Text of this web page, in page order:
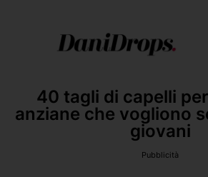
40 tagli di capelli
anziane che vogliono
giovani
Pubblicità